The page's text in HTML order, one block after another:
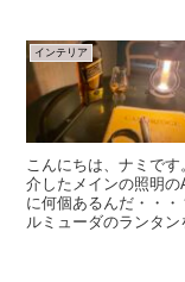
インテリア
こんにちは、ナミで
介したメインの照明
に何個あるんだ・・
ルミューダのランタン